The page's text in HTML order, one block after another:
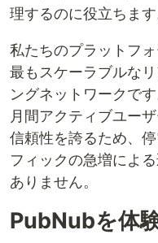
理するのに役立ちます
私たちのプラットフ
最もスケーラブルな
ングネットワークで
月間アクティブユー
信頼性を誇るため、
フィックの急増によ
ありません。
PubNubを体